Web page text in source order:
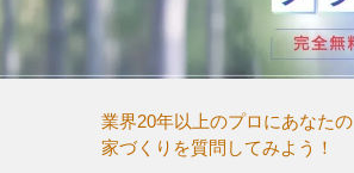
業界20年以上のプロにあなたの
家づくりを質問してみよう！